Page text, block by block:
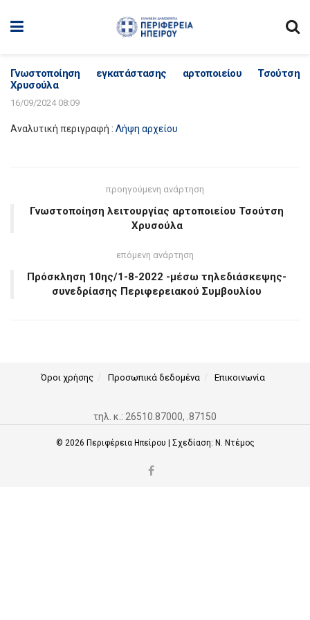
Γνωστοποίηση εγκατάστασης αρτοποιείου Τσούτση
Χρυσούλα
16/09/2024 08:09
Αναλυτική περιγραφή : Λήψη αρχείου
προηγούμενη ανάρτηση
Γνωστοποίηση λειτουργίας αρτοποιείου Τσούτση
Χρυσούλα
επόμενη ανάρτηση
Πρόσκληση 10ης/1-8-2022 -μέσω τηλεδιάσκεψης-
συνεδρίασης Περιφερειακού Συμβουλίου
Όροι χρήσης Προσωπικά δεδομένα Επικοινωνία
τηλ. κ.: 26510.87000, .87150
© 2026 Περιφέρεια Ηπείρου | Σχεδίαση: Ν. Ντέμος